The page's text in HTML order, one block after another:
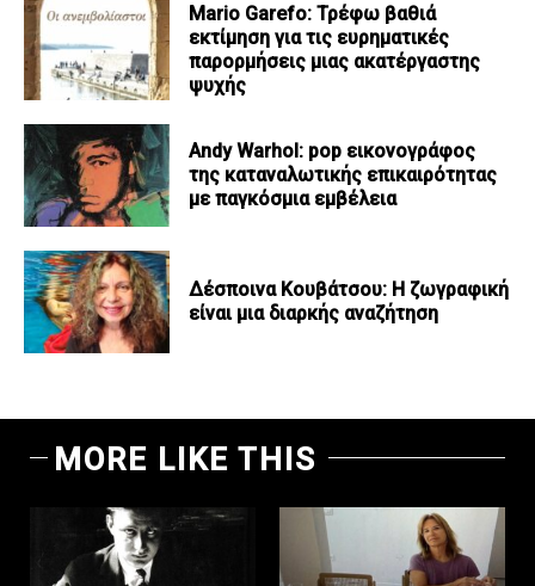
Mario Garefo: Τρέφω βαθιά
εκτίμηση για τις ευρηματικές
παρορμήσεις μιας ακατέργαστης
ψυχής
Andy Warhol: pop εικονογράφος
της καταναλωτικής επικαιρότητας
με παγκόσμια εμβέλεια
Δέσποινα Κουβάτσου: Η ζωγραφική
είναι μια διαρκής αναζήτηση
MORE LIKE THIS